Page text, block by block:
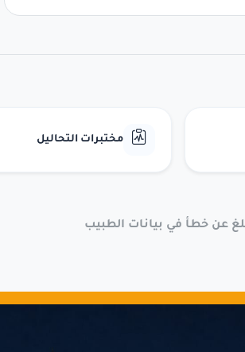
مختبرات التحاليل
عن خطأ في بيانات الطبيب